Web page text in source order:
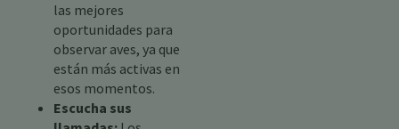
las mejores
oportunidades para
observar aves, ya que
están más activas en
esos momentos.
Escucha sus